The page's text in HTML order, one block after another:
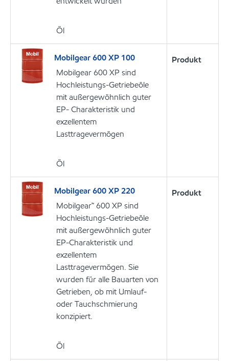
Öl
Mobilgear 600 XP 100
Mobilgear 600 XP sind
Hochleistungs-Getriebeöle
mit außergewöhnlich guter
EP- Charakteristik und
exzellentem
Lasttragevermögen
Öl
Produkt
Mobilgear 600 XP 220
Mobilgear™ 600 XP sind
Hochleistungs-Getriebeöle
mit außergewöhnlich guter
EP-Charakteristik und
exzellentem
Lasttragevermögen. Sie
wurden für alle Bauarten von
Getrieben, ob mit Umlauf-
oder Tauchschmierung
konzipiert.
Öl
Produkt